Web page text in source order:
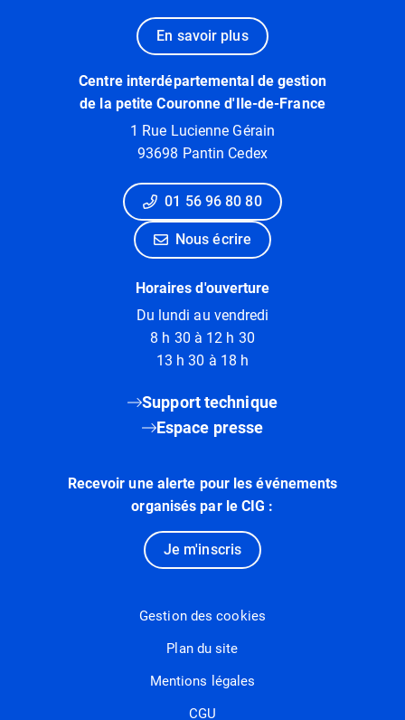
En savoir plus
Centre interdépartemental de gestion
de la petite Couronne d'Ile-de-France
1 Rue Lucienne Gérain
93698 Pantin Cedex
01 56 96 80 80
Nous écrire
Horaires d'ouverture
Du lundi au vendredi
8 h 30 à 12 h 30
13 h 30 à 18 h
Support technique
Espace presse
Recevoir une alerte pour les événements
organisés par le CIG :
Je m'inscris
Gestion des cookies
Plan du site
Mentions légales
CGU